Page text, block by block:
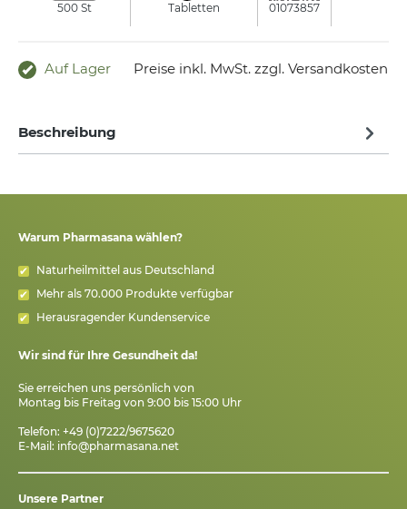
500 St Tabletten 01073857
Auf Lager Preise inkl. MwSt. zzgl. Versandkosten
Beschreibung
Warum Pharmasana wählen?
Naturheilmittel aus Deutschland
Mehr als 70.000 Produkte verfügbar
Herausragender Kundenservice
Wir sind für Ihre Gesundheit da!
Sie erreichen uns persönlich von
Montag bis Freitag von 9:00 bis 15:00 Uhr
Telefon: +49 (0)7222/9675620
E-Mail: info@pharmasana.net
Unsere Partner